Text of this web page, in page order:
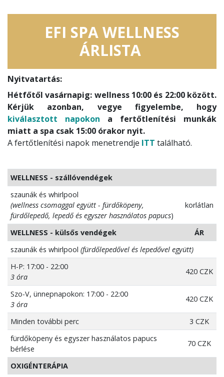
EFI SPA WELLNESS
ÁRLISTA
Nyitvatartás:
Hétfőtől vasárnapig: wellness 10:00 és 22:00 között.
Kérjük azonban, vegye figyelembe, hogy
kiválasztott napokon a fertőtlenítési munkák
miatt a spa csak 15:00 órakor nyit.
A fertőtlenítési napok menetrendje ITT található.
WELLNESS - szállóvendégek
szaunák és whirlpool
(wellness csomaggal együtt - fürdőköpeny,
fürdőlepedő, lepedő és egyszer használatos papucs)
korlátlan
WELLNESS - külsős vendégek
ÁR
szaunák és whirlpool(fürdőlepedővel és lepedővel együtt)
H-P: 17:00 - 22:00
3 óra
420 CZK
Szo-V, ünnepnapokon: 17:00 - 22:00
3 óra
420 CZK
Minden további perc
3 CZK
fürdőköpeny és egyszer használatos papucs
bérlése
70 CZK
OXIGÉNTERÁPIA